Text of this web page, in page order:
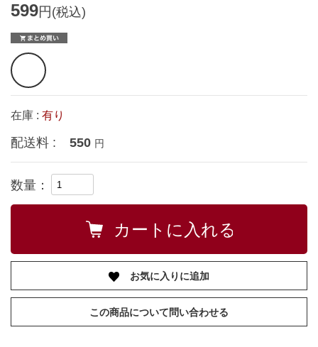
599円 (税込)
在庫 : 有り
配送料 : 550 円
数量：
お気に入りに追加
この商品について問い合わせる